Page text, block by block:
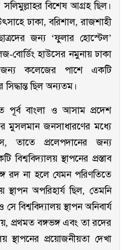
সলিমুল্লাহর বিশেষ আগ্রহ ছিল।
ঢাকা, বরিশাল, রাজশাহী
জন্য ‘ফুলার হোস্টেল’
বোর্ডিং হাউসের নমুনায় ঢাকা
জন্য কলেজের পাশে একটি
সিদ্ধান্ত ছিল অন্যতম।
পূর্ব বাংলা ও আসাম প্রদেশ
মুসলমান জনসাধারণের মধ্যে
তাতে প্রলেপদানের জন্য
বিশ্ববিদ্যালয় স্থাপনের প্রস্তাব
রদ না হলে যেমন পরিণতিতে
স্থাপন অপরিহার্য ছিল, তেমনি
বিশ্ববিদ্যালয় স্থাপন অনিবার্য
প্রথমত বঙ্গভঙ্গ এবং তা রদের
স্থাপনের প্রয়োজনীয়তা দেখা